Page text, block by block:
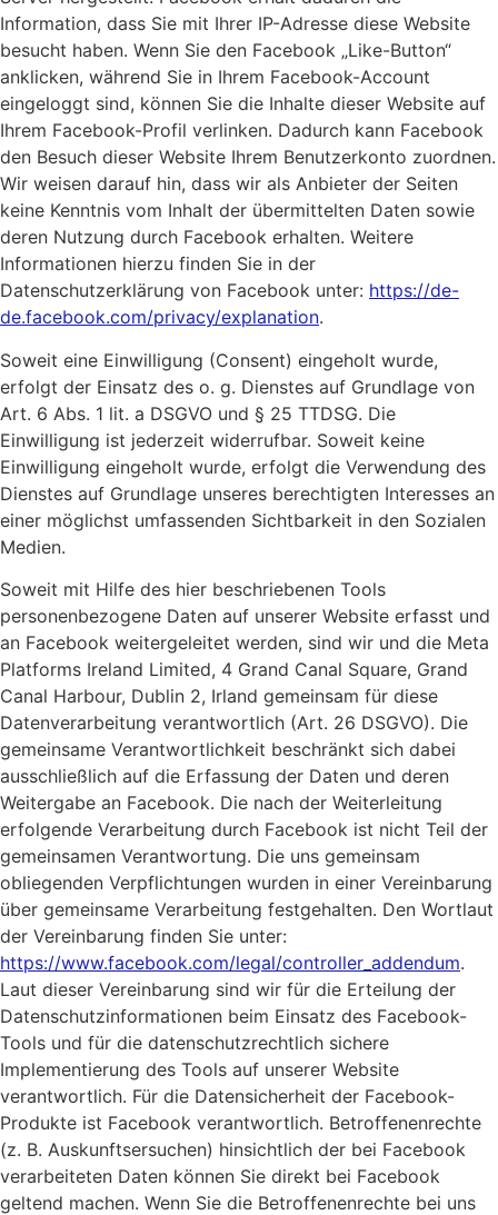
Information, dass Sie mit Ihrer IP-Adresse diese Website
besucht haben. Wenn Sie den Facebook „Like-Button“
anklicken, während Sie in Ihrem Facebook-Account
eingeloggt sind, können Sie die Inhalte dieser Website auf
Ihrem Facebook-Profil verlinken. Dadurch kann Facebook
den Besuch dieser Website Ihrem Benutzerkonto zuordnen.
Wir weisen darauf hin, dass wir als Anbieter der Seiten
keine Kenntnis vom Inhalt der übermittelten Daten sowie
deren Nutzung durch Facebook erhalten. Weitere
Informationen hierzu finden Sie in der
Datenschutzerklärung von Facebook unter: https://de-
de.facebook.com/privacy/explanation.
Soweit eine Einwilligung (Consent) eingeholt wurde,
erfolgt der Einsatz des o. g. Dienstes auf Grundlage von
Art. 6 Abs. 1 lit. a DSGVO und § 25 TTDSG. Die
Einwilligung ist jederzeit widerrufbar. Soweit keine
Einwilligung eingeholt wurde, erfolgt die Verwendung des
Dienstes auf Grundlage unseres berechtigten Interesses an
einer möglichst umfassenden Sichtbarkeit in den Sozialen
Medien.
Soweit mit Hilfe des hier beschriebenen Tools
personenbezogene Daten auf unserer Website erfasst und
an Facebook weitergeleitet werden, sind wir und die Meta
Platforms Ireland Limited, 4 Grand Canal Square, Grand
Canal Harbour, Dublin 2, Irland gemeinsam für diese
Datenverarbeitung verantwortlich (Art. 26 DSGVO). Die
gemeinsame Verantwortlichkeit beschränkt sich dabei
ausschließlich auf die Erfassung der Daten und deren
Weitergabe an Facebook. Die nach der Weiterleitung
erfolgende Verarbeitung durch Facebook ist nicht Teil der
gemeinsamen Verantwortung. Die uns gemeinsam
obliegenden Verpflichtungen wurden in einer Vereinbarung
über gemeinsame Verarbeitung festgehalten. Den Wortlaut
der Vereinbarung finden Sie unter:
https://www.facebook.com/legal/controller_addendum.
Laut dieser Vereinbarung sind wir für die Erteilung der
Datenschutzinformationen beim Einsatz des Facebook-
Tools und für die datenschutzrechtlich sichere
Implementierung des Tools auf unserer Website
verantwortlich. Für die Datensicherheit der Facebook-
Produkte ist Facebook verantwortlich. Betroffenenrechte
(z. B. Auskunftsersuchen) hinsichtlich der bei Facebook
verarbeiteten Daten können Sie direkt bei Facebook
geltend machen. Wenn Sie die Betroffenenrechte bei uns